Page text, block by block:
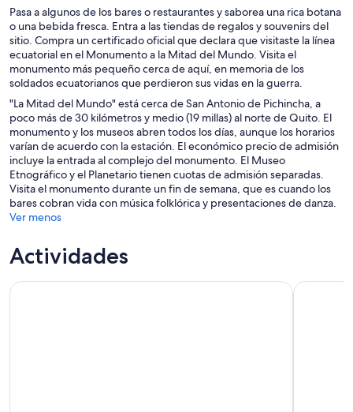
Pasa a algunos de los bares o restaurantes y saborea una rica botana
o una bebida fresca. Entra a las tiendas de regalos y souvenirs del
sitio. Compra un certificado oficial que declara que visitaste la línea
ecuatorial en el Monumento a la Mitad del Mundo. Visita el
monumento más pequeño cerca de aquí, en memoria de los
soldados ecuatorianos que perdieron sus vidas en la guerra.
"La Mitad del Mundo" está cerca de San Antonio de Pichincha, a
poco más de 30 kilómetros y medio (19 millas) al norte de Quito. El
monumento y los museos abren todos los días, aunque los horarios
varían de acuerdo con la estación. El económico precio de admisión
incluye la entrada al complejo del monumento. El Museo
Etnográfico y el Planetario tienen cuotas de admisión separadas.
Visita el monumento durante un fin de semana, que es cuando los
bares cobran vida con música folklórica y presentaciones de danza.
Ver menos
Actividades
Laguna Quilotoa y mercados indígenas en un día desde
Tour